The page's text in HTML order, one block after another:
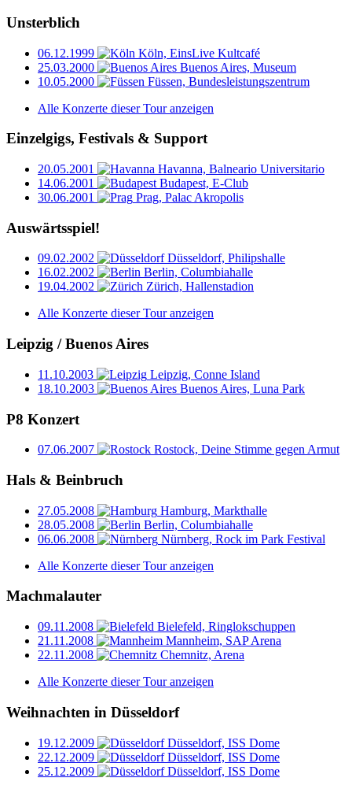
Unsterblich
06.12.1999
Köln, EinsLive Kultcafé
25.03.2000
Buenos Aires, Museum
10.05.2000
Füssen, Bundesleistungszentrum
Alle Konzerte dieser Tour anzeigen
Einzelgigs, Festivals & Support
20.05.2001
Havanna, Balneario Universitario
14.06.2001
Budapest, E-Club
30.06.2001
Prag, Palac Akropolis
Auswärtsspiel!
09.02.2002
Düsseldorf, Philipshalle
16.02.2002
Berlin, Columbiahalle
19.04.2002
Zürich, Hallenstadion
Alle Konzerte dieser Tour anzeigen
Leipzig / Buenos Aires
11.10.2003
Leipzig, Conne Island
18.10.2003
Buenos Aires, Luna Park
P8 Konzert
07.06.2007 Rostock, Deine Stimme gegen Armut
Hals & Beinbruch
27.05.2008
Hamburg, Markthalle
28.05.2008
Berlin, Columbiahalle
06.06.2008
Nürnberg, Rock im Park Festival
Alle Konzerte dieser Tour anzeigen
Machmalauter
09.11.2008
Bielefeld, Ringlokschuppen
21.11.2008
Mannheim, SAP Arena
22.11.2008
Chemnitz, Arena
Alle Konzerte dieser Tour anzeigen
Weihnachten in Düsseldorf
19.12.2009
Düsseldorf, ISS Dome
22.12.2009
Düsseldorf, ISS Dome
25.12.2009
Düsseldorf, ISS Dome